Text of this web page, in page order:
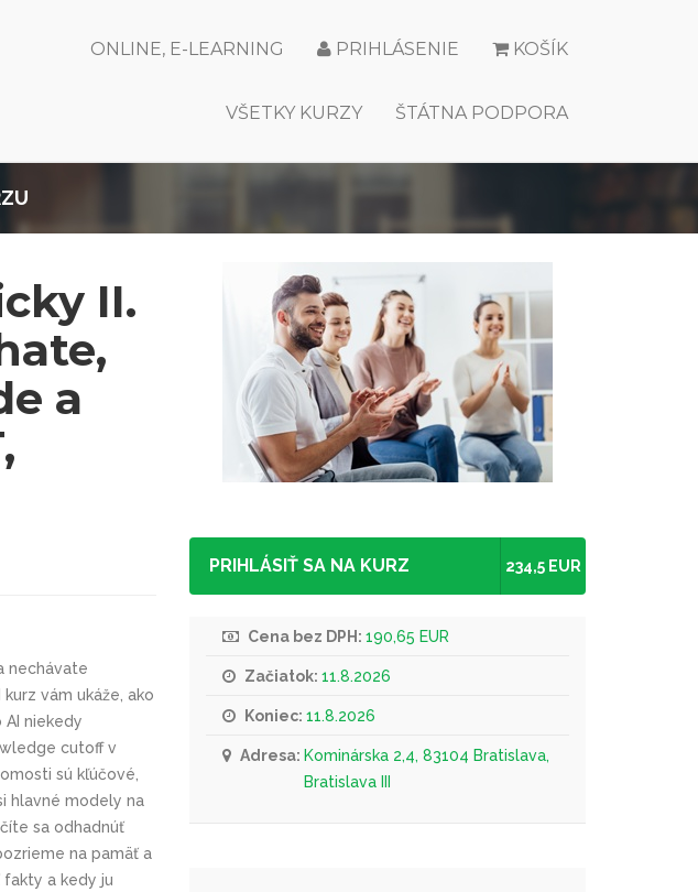
KOŠÍK
PRIHLÁSENIE
ONLINE, E-LEARNING
ŠTÁTNA PODPORA
VŠETKY KURZY
II.
a
nechávate
vám ukáže, ako
AI niekedy
cutoff v
sú kľúčové,
hlavné modely na
sa odhadnúť
na pamäť a
fakty a kedy ju
PRIHLÁSIŤ SA NA KURZ 234,5 EUR
Cena bez DPH: 190,65 EUR
Začiatok: 11.8.2026
Koniec: 11.8.2026
Adresa: Kominárska 2,4, 83104 Bratislava,
Bratislava III